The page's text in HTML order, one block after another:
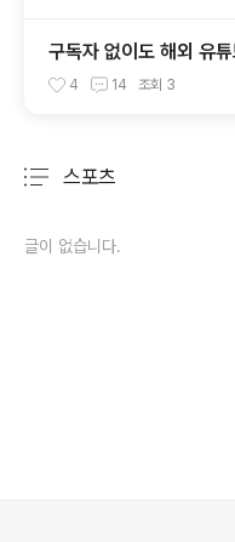
구독자 없이도 해외 유
회수 만드는 법 – 알고리
4 14 조회 3
스포츠
글이 없습니다.